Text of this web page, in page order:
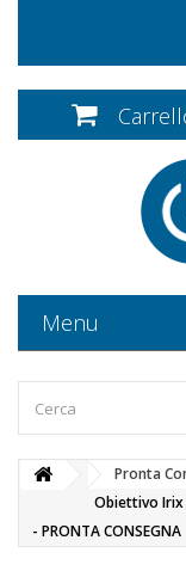
Menu
Pronta
Obiettivo
- PRONTA CONSEGNA